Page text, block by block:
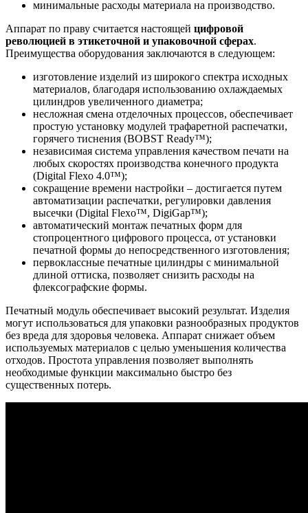
минимальные расходы материала на производство.
Аппарат по праву считается настоящей цифровой
революцией в этикеточной и упаковочной сферах.
Преимущества оборудования заключаются в следующем:
изготовление изделий из широкого спектра исходных
материалов, благодаря использованию охлаждаемых
цилиндров увеличенного диаметра;
несложная смена отделочных процессов, обеспечивает
простую установку модулей трафаретной распечатки,
горячего тиснения (BOBST Ready™);
независимая система управления качеством печати на
любых скоростях производства конечного продукта
(Digital Flexo 4.0™);
сокращение времени настройки – достигается путем
автоматизации распечатки, регулировки давления
высечки (Digital Flexo™, DigiGap™);
автоматический монтаж печатных форм для
стопроцентного цифрового процесса, от установки
печатной формы до непосредственного изготовления;
первоклассные печатные цилиндры с минимальной
длиной оттиска, позволяет снизить расходы на
флексографские формы.
Печатный модуль обеспечивает высокий результат. Изделия
могут использоваться для упаковки разнообразных продуктов
без вреда для здоровья человека. Аппарат снижает объем
используемых материалов с целью уменьшения количества
отходов. Простота управления позволяет выполнять
необходимые функции максимально быстро без
существенных потерь.